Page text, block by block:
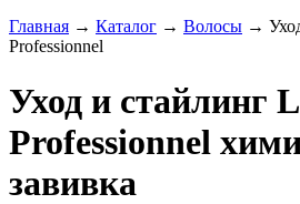
Главная → Каталог → Волосы →
Professionnel
Уход и стайлинг
Professionnel
завивка